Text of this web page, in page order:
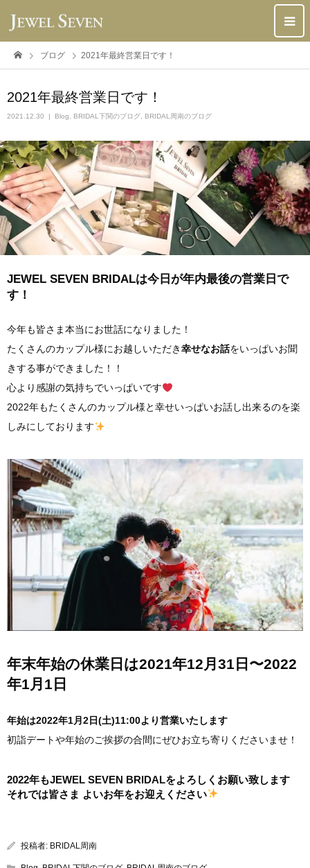
ブログ 2021年最終営業日です！
2021年最終営業日です！
2021.12.30 Blog BRIDAL下関のブログ BRIDAL周南のブログ
JEWEL SEVEN BRIDALは今日が年内最後の営業日で
す！
今年も皆さま本当にお世話になりました！
たくさんのカップル様にお越しいただき幸せなお話をいっぱいお聞
きする事ができました！！
心より感謝の気持ちでいっぱいです
2022年もたくさんのカップル様と幸せいっぱいお話し出来るのを楽
しみにしております
年末年始の休業日は2021年12月31 日〜2022
年1月1日
年始は2022年1月2日(土)11:00より営業いたします
初詣デートや年始のご挨拶の合間にぜひお立ち寄りくださいませ！
2022年もJEWEL SEVEN BRIDALをよろしくお願い致します
それでは皆さま よいお年をお迎えください
投稿者: BRIDAL周南